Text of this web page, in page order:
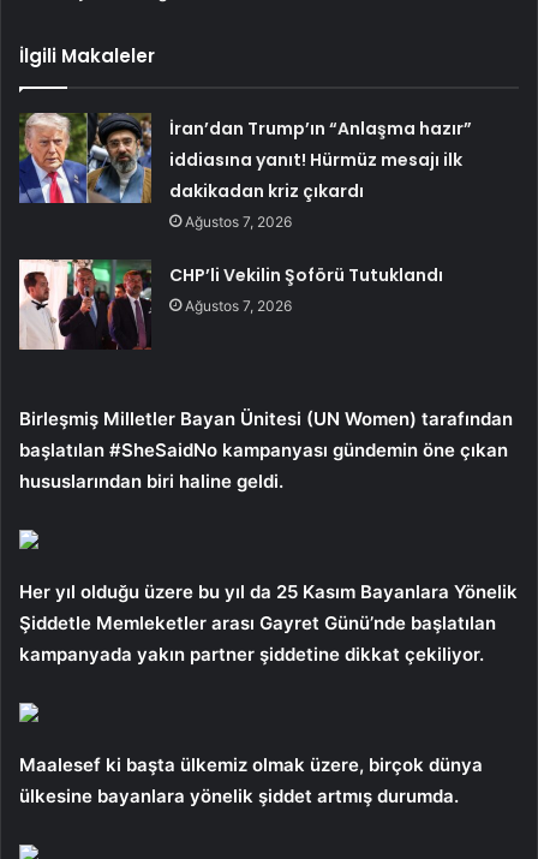
İlgili Makaleler
İran’dan Trump’ın “Anlaşma hazır”
iddiasına yanıt! Hürmüz mesajı ilk
dakikadan kriz çıkardı
Ağustos 7, 2026
CHP’li Vekilin Şoförü Tutuklandı
Ağustos 7, 2026
Birleşmiş Milletler Bayan Ünitesi (UN Women) tarafından
başlatılan #SheSaidNo kampanyası gündemin öne çıkan
hususlarından biri haline geldi.
Her yıl olduğu üzere bu yıl da 25 Kasım Bayanlara Yönelik
Şiddetle Memleketler arası Gayret Günü’nde başlatılan
kampanyada yakın partner şiddetine dikkat çekiliyor.
Maalesef ki başta ülkemiz olmak üzere, birçok dünya
ülkesine bayanlara yönelik şiddet artmış durumda.